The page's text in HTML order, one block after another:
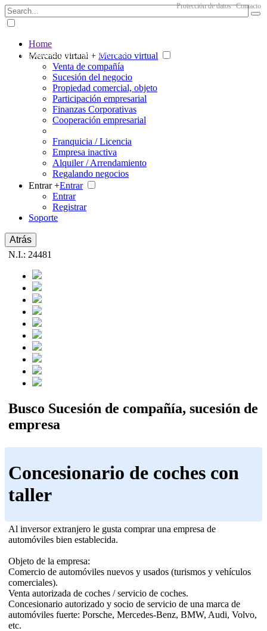
The big marketplace for business
Protección de datos Contacto
Home
Mercado virtual + Mercado virtual
Venta de compañía
Sucesión del negocio
Propiedad comercial, objeto
Participación empresarial
Finanzas Corporativas
Cooperación empresarial
Franquicia / Licencia
Empresa inactiva
Alquiler / Arrendamiento
Regalando negocios
Entrar +Entrar
Entrar
Registrar
Soporte
Atrás
N.I.: 24481
Busco Sucesión de compañía, sucesión de
empresa
Concesionario de coches con
taller
Al inversor extranjero le gusta comprar una empresa de
automóviles bien establecida.
Objeto de la empresa:
Comercio de automóviles nuevos y usados (turismos y vehículos
comerciales).
Venta autorizada de coches / servicio de coches.
Concesionario autorizado y socio de servicio de una marca de
automóviles fuerte: Porsche, Mercedes-Benz, BMW, Audi, Volvo,
etc.